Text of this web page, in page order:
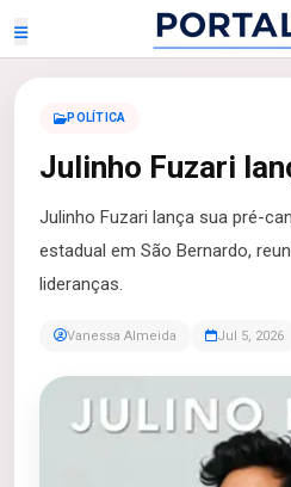
POLÍTICA
Julinho Fuzari
Julinho Fuzari lança sua pré-
estadual em São Bernardo,
lideranças.
Vanessa Almeida Jul 5, 2026